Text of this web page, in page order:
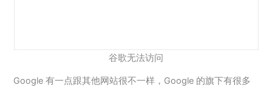
谷歌无法访问
Google 有一点跟其他网站很不一样，Google 的旗下有很多